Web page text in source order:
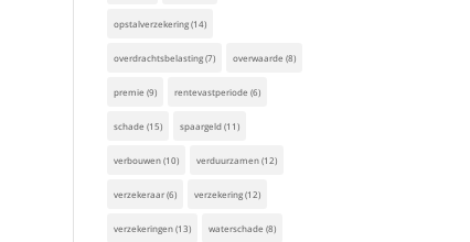
opstalverzekering(14)
overdrachtsbelasting(7) overwaarde (8)
premie (9) rentevastperiode (6)
schade (15) spaargeld(11)
verbouwen(10) verduurzamen(12)
verzekeraar(6) verzekering(12)
verzekeringen(13) waterschade (8)